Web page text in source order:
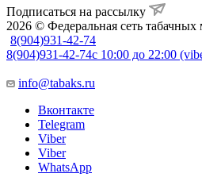
Подписаться на рассылку
2026 © Федеральная сеть табачных
8(904)931-42-74
8(904)931-42-74с 10:00 до 22:00
info@tabaks.ru
Вконтакте
Telegram
Viber
Viber
WhatsApp